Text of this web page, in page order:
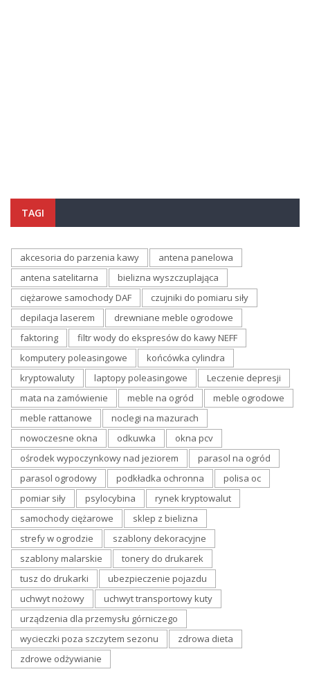
TAGI
akcesoria do parzenia kawy
antena panelowa
antena satelitarna
bielizna wyszczuplająca
ciężarowe samochody DAF
czujniki do pomiaru siły
depilacja laserem
drewniane meble ogrodowe
faktoring
filtr wody do ekspresów do kawy NEFF
komputery poleasingowe
końcówka cylindra
kryptowaluty
laptopy poleasingowe
Leczenie depresji
mata na zamówienie
meble na ogród
meble ogrodowe
meble rattanowe
noclegi na mazurach
nowoczesne okna
odkuwka
okna pcv
ośrodek wypoczynkowy nad jeziorem
parasol na ogród
parasol ogrodowy
podkładka ochronna
polisa oc
pomiar siły
psylocybina
rynek kryptowalut
samochody ciężarowe
sklep z bielizna
strefy w ogrodzie
szablony dekoracyjne
szablony malarskie
tonery do drukarek
tusz do drukarki
ubezpieczenie pojazdu
uchwyt nożowy
uchwyt transportowy kuty
urządzenia dla przemysłu górniczego
wycieczki poza szczytem sezonu
zdrowa dieta
zdrowe odżywianie